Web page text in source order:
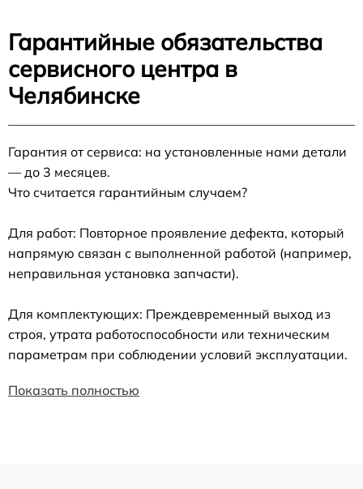
Гарантийные обязательства
сервисного центра в
Челябинске
Гарантия от сервиса: на установленные нами детали
— до 3 месяцев.
Что считается гарантийным случаем?
Для работ: Повторное проявление дефекта, который
напрямую связан с выполненной работой (например,
неправильная установка запчасти).
Для комплектующих: Преждевременный выход из
строя, утрата работоспособности или техническим
параметрам при соблюдении условий эксплуатации.
Показать полностью